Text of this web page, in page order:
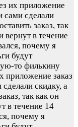
их приложение
сами сделали
заказ, так
в течение
почему я
будут
то филькину
приложение заказ
скидку, а
так как он
в течение 14
почему я